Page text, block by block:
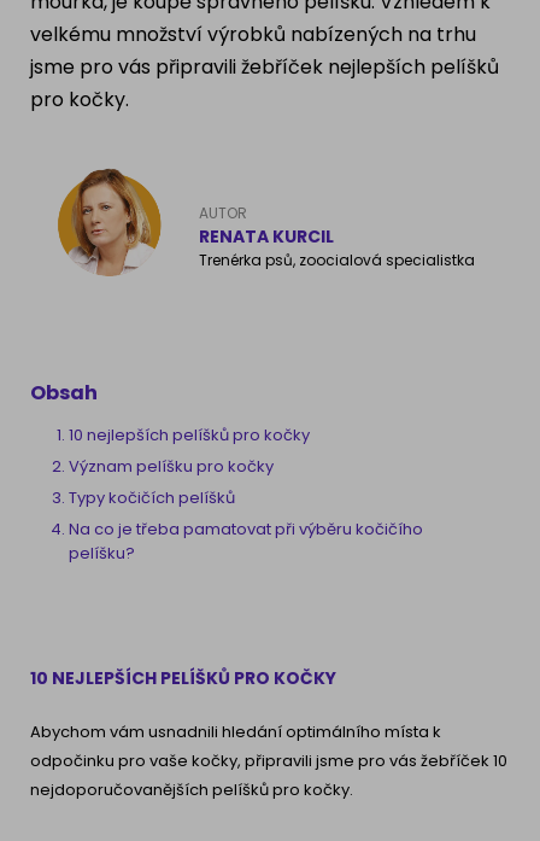
Německý ovčák
velkému množství výrobků nabízených na trhu
jsme pro vás připravili žebříček nejlepších pelíšků
pro kočky.
AUTOR
RENATA KURCIL
Trenérka psů, zoocialová specialistka
Obsah
10 nejlepších pelíšků pro kočky
Význam pelíšku pro kočky
Typy kočičích pelíšků
Na co je třeba pamatovat při výběru kočičího
pelíšku?
10 NEJLEPŠÍCH PELÍŠKŮ PRO KOČKY
Abychom vám usnadnili hledání optimálního místa k
odpočinku pro vaše kočky, připravili jsme pro vás žebříček 10
nejdoporučovanějších pelíšků pro kočky.